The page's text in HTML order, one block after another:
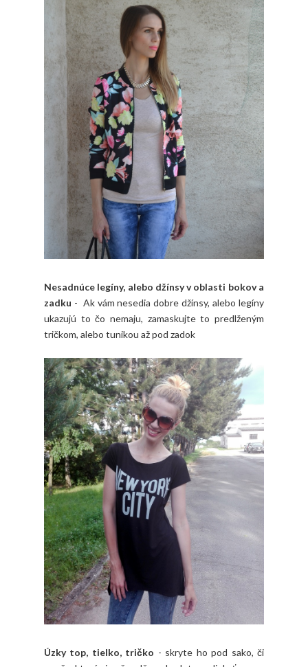
Nesadnúce legíny, alebo džínsy v oblasti bokov a
zadku - Ak vám nesedia dobre džínsy, alebo legíny
ukazujú to čo nemaju, zamaskujte to predlženým
tričkom, alebo tunikou až pod zadok
Úzky top, tielko, tričko - skryte ho pod sako, či